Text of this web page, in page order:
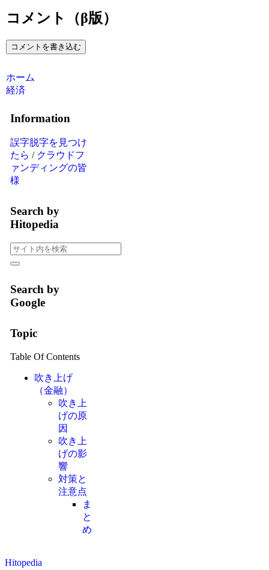
コメント（β版）
コメントを書き込む
ホーム
経済
Information
誤字脱字を見つけ
たら / クラウドフ
ァンディングの皆
様
Search by
Hitopedia
Search by
Google
Topic
Table Of Contents
吹き上げ
（金融）
吹き上
げの原
因
吹き上
げの影
響
対策と
注意点
ま
と
め
Hitopedia